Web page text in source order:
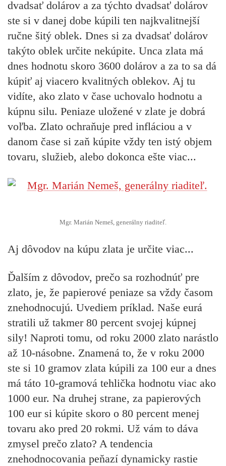
dvadsať dolárov a za týchto dvadsať dolárov
ste si v danej dobe kúpili ten najkvalitnejší
ručne šitý oblek. Dnes si za dvadsať dolárov
takýto oblek určite nekúpite. Unca zlata má
dnes hodnotu skoro 3600 dolárov a za to sa dá
kúpiť aj viacero kvalitných oblekov. Aj tu
vidíte, ako zlato v čase uchovalo hodnotu a
kúpnu silu. Peniaze uložené v zlate je dobrá
voľba. Zlato ochraňuje pred infláciou a v
danom čase si zaň kúpite vždy ten istý objem
tovaru, služieb, alebo dokonca ešte viac...
Mgr. Marián Nemeš, generálny riaditeľ.
Aj dôvodov na kúpu zlata je určite viac...
Ďalším z dôvodov, prečo sa rozhodnúť pre
zlato, je, že papierové peniaze sa vždy časom
znehodnocujú. Uvediem príklad. Naše eurá
stratili už takmer 80 percent svojej kúpnej
sily! Naproti tomu, od roku 2000 zlato narástlo
až 10-násobne. Znamená to, že v roku 2000
ste si 10 gramov zlata kúpili za 100 eur a dnes
má táto 10-gramová tehlička hodnotu viac ako
1000 eur. Na druhej strane, za papierových
100 eur si kúpite skoro o 80 percent menej
tovaru ako pred 20 rokmi. Už vám to dáva
zmysel prečo zlato? A tendencia
znehodnocovania peňazí dynamicky rastie